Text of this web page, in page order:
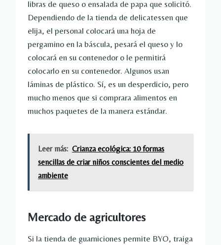
libras de queso o ensalada de papa que solicitó.
Dependiendo de la tienda de delicatessen que
elija, el personal colocará una hoja de
pergamino en la báscula, pesará el queso y lo
colocará en su contenedor o le permitirá
colocarlo en su contenedor. Algunos usan
láminas de plástico. Sí, es un desperdicio, pero
mucho menos que si comprara alimentos en
muchos paquetes de la manera estándar.
Leer más: Crianza ecológica: 10 formas
sencillas de criar niños conscientes del medio
ambiente
Mercado de agricultores
Si la tienda de guarniciones permite BYO, traiga